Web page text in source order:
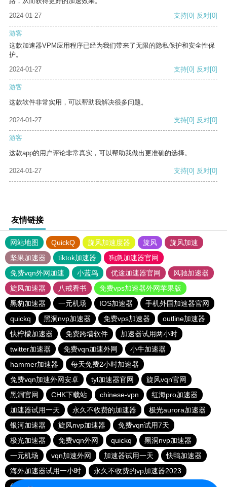
2024-01-27
支持[0] 反对[0]
游客
这款加速器VPM应用程序已经为我们带来了无限的隐私保护和安全性保
护。
2024-01-27
支持[0] 反对[0]
游客
这款软件非常实用，可以帮助我解决很多问题。
2024-01-27 支持[0] 反对[0]
游客
这款app的用户评论非常真实，可以帮助我做出更准确的选择。
2024-01-27 支持[0] 反对[0]
友情链接
网站地图 QuickQ 旋风加速度器 旋风
旋风加速
坚果加速器
tiktok加速器
狗急加速器官网
免费vqn外网加速
小蓝鸟 优途加速器官网
风驰加速器
旋风加速器
八戒看书
免费vps加速器外网苹果版
黑豹加速器
一元机场 IOS加速器
手机外国加速器官网
quickq
黑洞nvp加速器 免费vps加速器
outline加速器
快柠檬加速器
免费跨墙软件
加速器试用两小时
twitter加速器
免费vqn加速外网
小牛加速器
hammer加速器
每天免费2小时加速器
免费vqn加速外网安卓
tyl加速器官网
旋风vqn官网
黑洞官网
CHK下载站 chinese-vpn
红海pro加速器
加速器试用一天
永久不收费的加速器
极光aurora加速器
银河加速器
旋风nvp加速器
免费vqn试用7天
极光加速器
免费vqn外网 quickq
黑洞nvp加速器
一元机场
vqn加速外网 加速器试用一天
快鸭加速器
海外加速器试用一小时
永久不收费的vp加速器2023